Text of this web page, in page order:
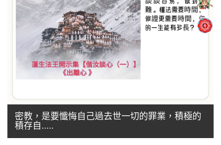
密教，是要懺悔自己過去世一切的罪業，積極的
積存自.....